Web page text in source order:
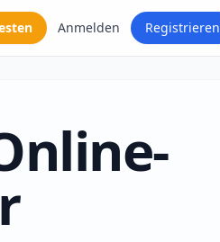
Anmelden Registrieren